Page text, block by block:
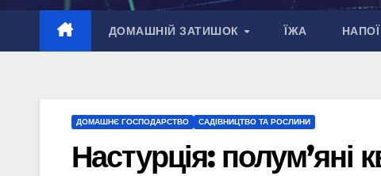
ДОМАШНІЙ ЗАТИШОК ЇЖА НАПОЇ
ДОМАШНЄ ГОСПОДАРСТВО САДІВНИЦТВО ТА РОСЛИНИ
Настурція: полум’яні